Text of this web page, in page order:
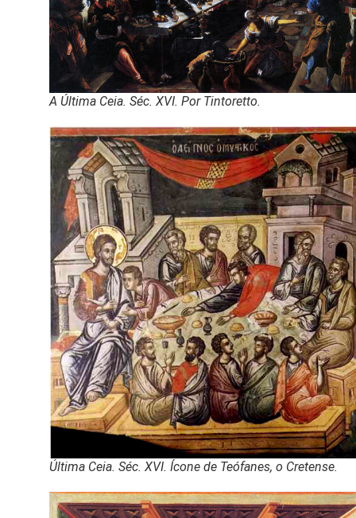
A Última Ceia. Séc. XVI. Por Tintoretto.
Última Ceia. Séc. XVI. Ícone de Teófanes, o Cretense.